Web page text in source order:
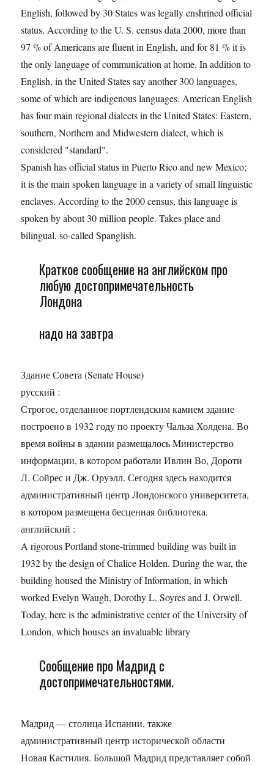
English, followed by 30 States was legally enshrined official
status. According to the U. S. census data 2000, more than
97 % of Americans are fluent in English, and for 81 % it is
the only language of communication at home. In addition to
English, in the United States say another 300 languages,
some of which are indigenous languages. American English
has four main regional dialects in the United States: Eastern,
southern, Northern and Midwestern dialect, which is
considered "standard".
Spanish has official status in Puerto Rico and new Mexico;
it is the main spoken language in a variety of small linguistic
enclaves. According to the 2000 census, this language is
spoken by about 30 million people. Takes place and
bilingual, so-called Spanglish.
Краткое сообщение на английском про
любую достопримечательность
Лондона
надо на завтра
Здание Совета (Senate House)
русский :
Строгое, отделанное портлендским камнем здание
построено в 1932 году по проекту Чальза Холдена. Во
время войны в здании размещалось Министерство
информации, в котором работали Ивлин Во, Дороти
Л. Сойрес и Дж. Оруэлл. Сегодня здесь находится
административный центр Лондонского университета,
в котором размещена бесценная библиотека.
английский :
A rigorous Portland stone-trimmed building was built in
1932 by the design of Chalice Holden. During the war, the
building housed the Ministry of Information, in which
worked Evelyn Waugh, Dorothy L. Soyres and J. Orwell.
Today, here is the administrative center of the University of
London, which houses an invaluable library
Сообщение про Мадрид с
достопримечательностями.
Мадрид — столица Испании, также
административный центр исторической области
Новая Кастилия. Большой Мадрид представляет собой